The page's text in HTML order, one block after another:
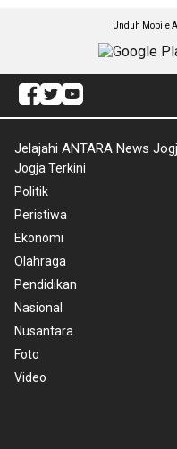
Unduh Mobile
Jelajahi ANTARA News
Jogja Terkini
Politik
Peristiwa
Ekonomi
Olahraga
Pendidikan
Nasional
Nusantara
Foto
Video